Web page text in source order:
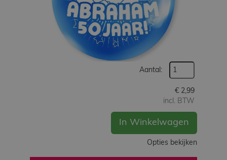
Aantal:
€ 2,99
incl. BTW
In Winkelwagen
Opties bekijken